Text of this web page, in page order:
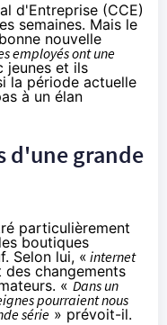
d'Entreprise (CCE)
semaines. Mais le
nouvelle
employés ont une
jeunes et ils
la période actuelle
à un élan
d'une grande
particulièrement
boutiques
Selon lui, «internet
des changements
«Dans un
pourraient nous
série » prévoit-il.